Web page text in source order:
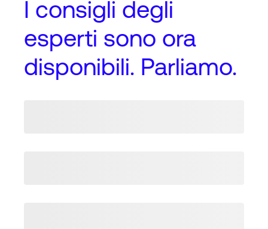
I consigli degli
esperti sono ora
disponibili. Parliamo.